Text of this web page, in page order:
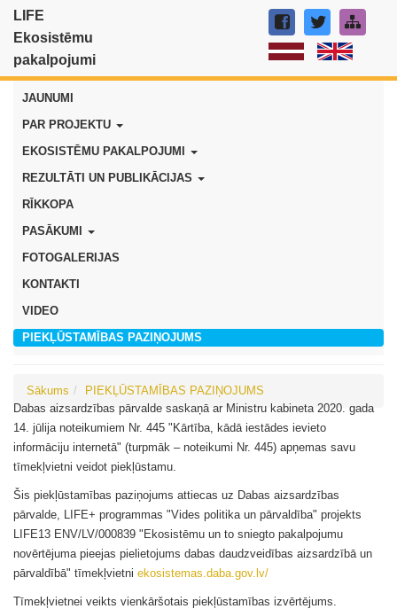
LIFE
Ekosistēmu
pakalpojumi
JAUNUMI
PAR PROJEKTU
EKOSISTĒMU PAKALPOJUMI
REZULTĀTI UN PUBLIKĀCIJAS
RĪKKOPA
PASĀKUMI
FOTOGALERIJAS
KONTAKTI
VIDEO
PIEKĻŪSTAMĪBAS PAZIŅOJUMS
Sākums
PIEKĻŪSTAMĪBAS PAZIŅOJUMS
Dabas aizsardzības pārvalde saskaņā ar Ministru kabineta 2020. gada
14. jūlija noteikumiem Nr. 445 "Kārtība, kādā iestādes ievieto
informāciju internetā" (turpmāk – noteikumi Nr. 445) apņemas savu
tīmekļvietni veidot piekļūstamu.
Šis piekļūstamības paziņojums attiecas uz Dabas aizsardzības
pārvalde, LIFE+ programmas "Vides politika un pārvaldība" projekts
LIFE13 ENV/LV/000839 "Ekosistēmu un to sniegto pakalpojumu
novērtējuma pieejas pielietojums dabas daudzveidības aizsardzībā un
pārvaldībā" tīmekļvietni ekosistemas.daba.gov.lv/
Tīmekļvietnei veikts vienkāršotais piekļūstamības izvērtējums.